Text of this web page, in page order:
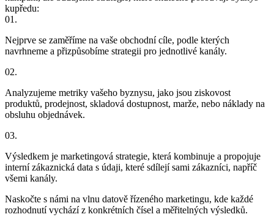
kupředu:
01.
Nejprve se zaměříme na vaše obchodní cíle, podle kterých
navrhneme a přizpůsobíme strategii pro jednotlivé kanály.
02.
Analyzujeme metriky vašeho byznysu, jako jsou ziskovost
produktů, prodejnost, skladová dostupnost, marže, nebo náklady na
obsluhu objednávek.
03.
Výsledkem je marketingová strategie, která kombinuje a propojuje
interní zákaznická data s údaji, které sdílejí sami zákazníci, napříč
všemi kanály.
Naskočte s námi na vlnu datově řízeného marketingu, kde každé
rozhodnutí vychází z konkrétních čísel a měřitelných výsledků.